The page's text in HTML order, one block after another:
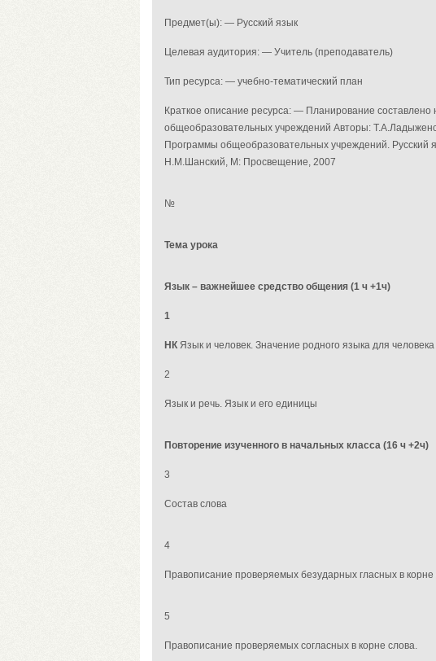
Предмет(ы): — Русский язык
Целевая аудитория: — Учитель (преподаватель)
Тип ресурса: — учебно-тематический план
Краткое описание ресурса: — Планирование составлено
общеобразовательных учреждений Авторы:
Программы общеобразовательных учреждений.
Н.М.Шанский, М: Просвещение, 2007
№
Тема урока
Язык – важнейшее средство общения (1 ч +1ч)
1
НК Язык и человек. Значение родного языка для человека
2
Язык и речь. Язык и его единицы
Повторение изученного в начальных класса (16 ч +2ч)
3
Состав слова
4
Правописание проверяемых безударных гласных в корне
5
Правописание проверяемых согласных в корне слова.